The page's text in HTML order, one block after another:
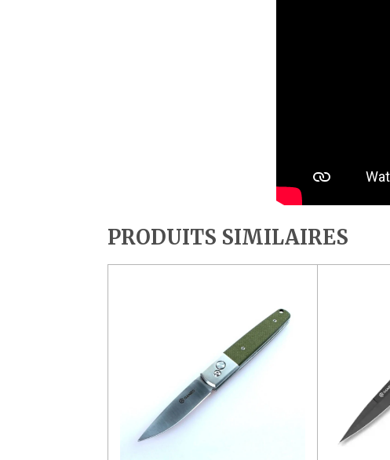
PRODUITS SIMILAIRES